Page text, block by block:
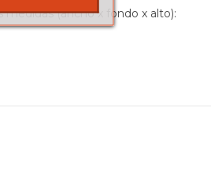
(ancho x fondo x alto):